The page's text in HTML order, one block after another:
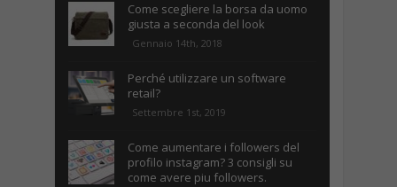
Come scegliere la borsa da uomo
giusta a seconda del look
Gennaio 14th, 2018
Perché utilizzare un software
retail?
Settembre 1st, 2019
Come aumentare i followers del
profilo instagram? 3 consigli su
come avere piu followers.